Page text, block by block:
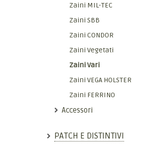
Zaini MIL-TEC
Zaini SBB
Zaini CONDOR
Zaini Vegetati
Zaini Vari
Zaini VEGA HOLSTER
Zaini FERRINO
Accessori
PATCH E DISTINTIVI